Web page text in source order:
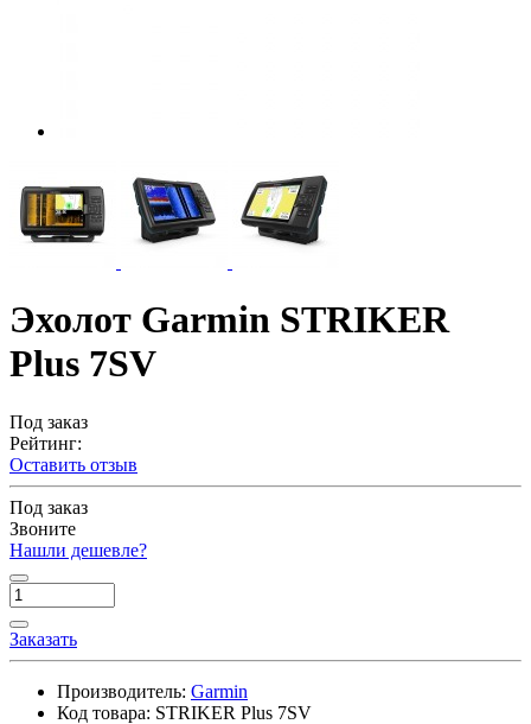
Эхолот Garmin STRIKER
Plus 7SV
Под заказ
Рейтинг:
Оставить отзыв
Под заказ
Звоните
Нашли дешевле?
Заказать
Производитель: Garmin
Код товара: STRIKER Plus 7SV